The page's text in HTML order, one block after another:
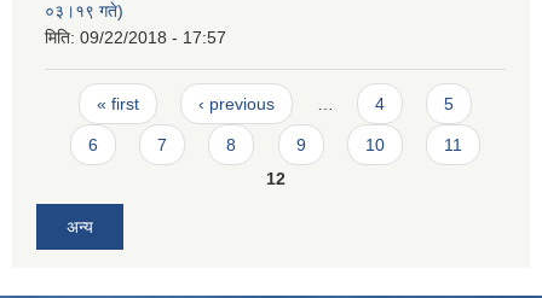
०३।१९ गते)
मिति: 09/22/2018 - 17:57
Pages
« first ‹ previous 4 5
6 7 8 9 10
11
12
अन्य